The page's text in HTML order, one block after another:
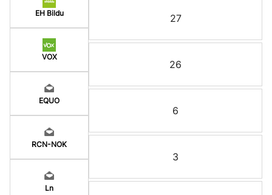
EH Bildu
VOX
EQUO
RCN-NOK
Ln
27
26
6
3